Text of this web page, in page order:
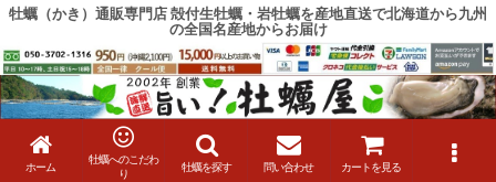
牡蠣（かき）通販専門店 殻付生牡蠣・岩牡蠣を産地直送で北海道から九州
の全国名産地からお届け
ホーム
牡蠣へのこだわ
り
牡蠣を探す 問い合わせ カートを見る